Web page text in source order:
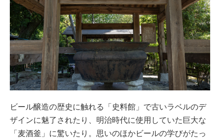
ビール醸造の歴史に触れる「史料館」で古いラベルのデ
ザインに魅了されたり、明治時代に使用していた巨大な
「麦酒釜」に驚いたり。思いのほかビールの学びがたっ